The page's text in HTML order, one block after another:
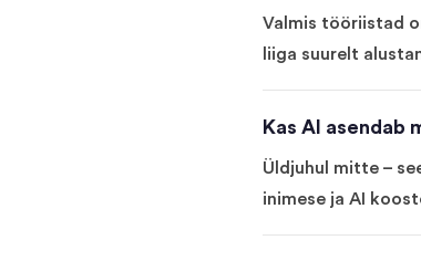
Valmis tööriistad
liiga suurelt
Kas AI asendab
Üldjuhul mitte –
inimese ja AI